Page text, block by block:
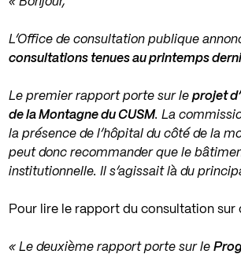
L’Office de consultation publique
consultations tenues au printemps
Le premier rapport porte sur leprojet
de la Montagne du CUSM. La
la présence de l’hôpital du côté de la
peut donc recommander que le
institutionnelle. Il s’agissait là du
Pour lire le rapport du consultation sur
« Le deuxième rapport porte sur le